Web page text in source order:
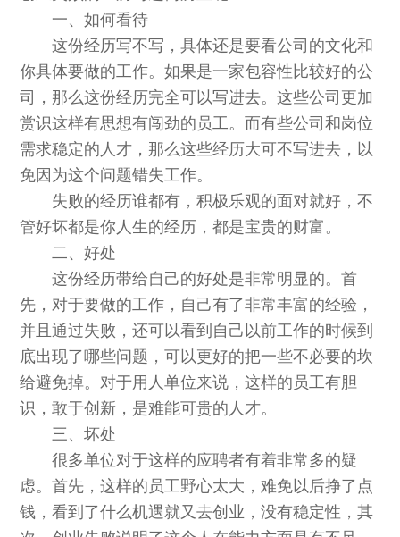
一、如何看待
这份经历写不写，具体还是要看公司的文化和
你具体要做的工作。如果是一家包容性比较好的公
司，那么这份经历完全可以写进去。这些公司更加
赏识这样有思想有闯劲的员工。而有些公司和岗位
需求稳定的人才，那么这些经历大可不写进去，以
免因为这个问题错失工作。
失败的经历谁都有，积极乐观的面对就好，不
管好坏都是你人生的经历，都是宝贵的财富。
二、好处
这份经历带给自己的好处是非常明显的。首
先，对于要做的工作，自己有了非常丰富的经验，
并且通过失败，还可以看到自己以前工作的时候到
底出现了哪些问题，可以更好的把一些不必要的坎
给避免掉。对于用人单位来说，这样的员工有胆
识，敢于创新，是难能可贵的人才。
三、坏处
很多单位对于这样的应聘者有着非常多的疑
虑。首先，这样的员工野心太大，难免以后挣了点
钱，看到了什么机遇就又去创业，没有稳定性，其